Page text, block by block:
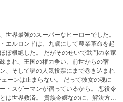
世界最強のスーパーなヒーローでした。
エルロンドは、九歳にして農業革命を起
ぼ根絶した。 だがそのせいで武門の名家
まれ、王国の権力争い、前世からの宿
、そして謎の人気投票にまで巻き込まれ
ーンは止まらない。 だって彼女の魂に
・スゲーマンが宿っているから。 悪役令
は世界救済。 貴族令嬢なのに、解決方法